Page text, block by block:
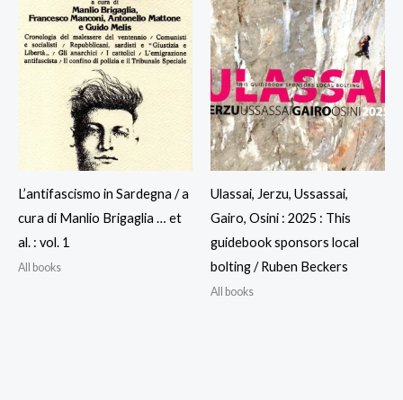
L’antifascismo in Sardegna / a
cura di Manlio Brigaglia … et
al. : vol. 1
All books
Ulassai, Jerzu, Ussassai,
Gairo, Osini : 2025 : This
guidebook sponsors local
bolting / Ruben Beckers
All books